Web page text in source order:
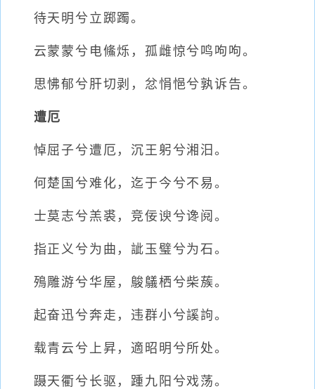
待天明兮立踯躅。
云蒙蒙兮电鯈烁，孤雌惊兮鸣呴呴。
思怫郁兮肝切剥，忿悁悒兮孰诉告。
遭厄
悼屈子兮遭厄，沉王躬兮湘汨。
何楚国兮难化，迄于今兮不易。
士莫志兮羔裘，竞佞谀兮谗阋。
指正义兮为曲，訿玉璧兮为石。
殦雕游兮华屋，鵔鸃栖兮柴蔟。
起奋迅兮奔走，违群小兮謑訽。
载青云兮上昇，適昭明兮所处。
蹑天衢兮长驱，踵九阳兮戏荡。